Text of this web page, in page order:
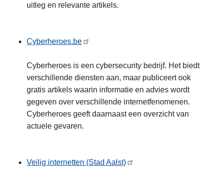
uitleg en relevante artikels.
Cyberheroes.be
Cyberheroes is een cybersecurity bedrijf. Het biedt
verschillende diensten aan, maar publiceert ook
gratis artikels waarin informatie en advies wordt
gegeven over verschillende internetfenomenen.
Cyberheroes geeft daarnaast een overzicht van
actuele gevaren.
Veilig internetten (Stad Aalst)